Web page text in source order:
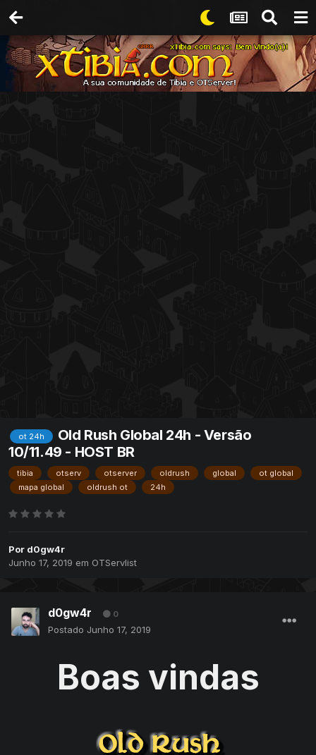
ot 24h
Old Rush Global 24h - Versão
10/11.49 - HOST BR
tibia otserv otserver oldrush global
ot global
mapa global
oldrush ot 24h
Por d0gw4r
Junho 17, 2019 em OTServlist
d0gw4r 0
Postado Junho 17, 2019
Boas vindas